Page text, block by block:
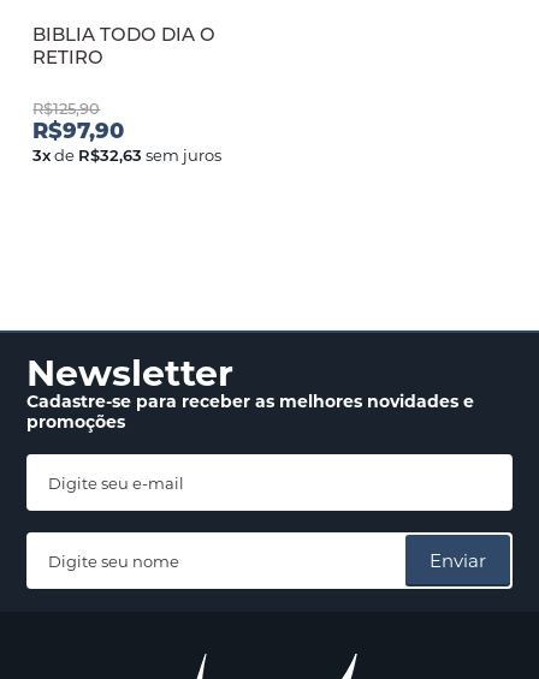
BIBLIA TODO DIA O
RETIRO
R$125,90
R$97,90
3xde R$32,63 sem juros
Newsletter
Cadastre-se para receberas melhores novidadese
promoções
Enviar